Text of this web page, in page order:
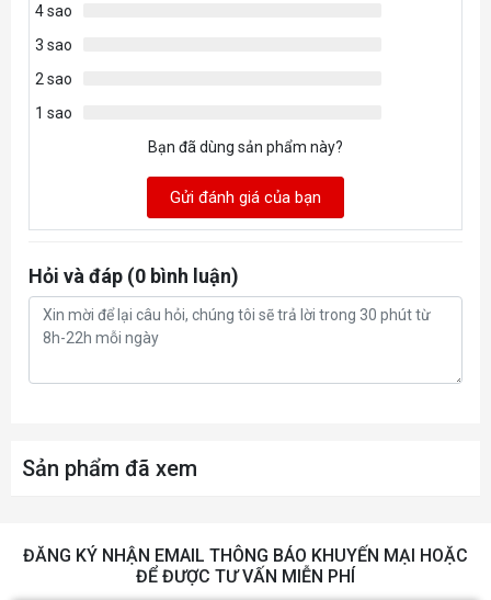
4 sao
3 sao
2 sao
1 sao
Bạn đã dùng sản phẩm này?
Gửi đánh giá của bạn
Hỏi và đáp (0 bình luận)
Sản phẩm đã xem
ĐĂNG KÝ NHẬN EMAIL THÔNG BÁO KHUYẾN MẠI HOẶC
ĐỂ ĐƯỢC TƯ VẤN MIỄN PHÍ